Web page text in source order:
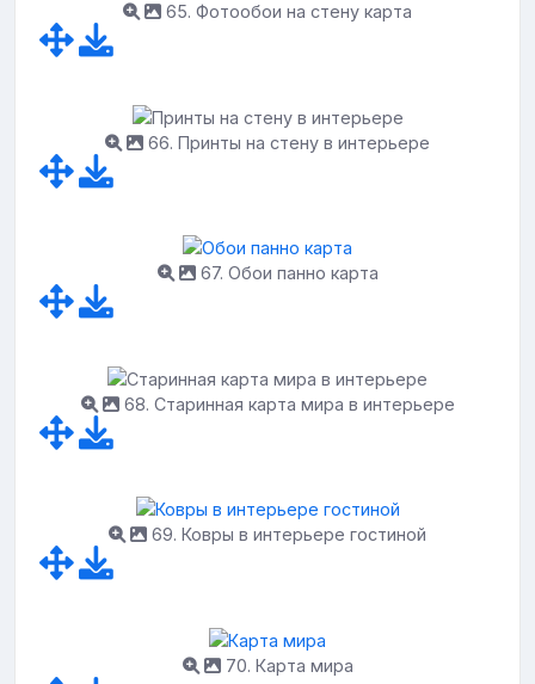
65. Фотообои на стену карта
66. Принты на стену в интерьере
67. Обои панно карта
68. Старинная карта мира в интерьере
69. Ковры в интерьере гостиной
70. Карта мира